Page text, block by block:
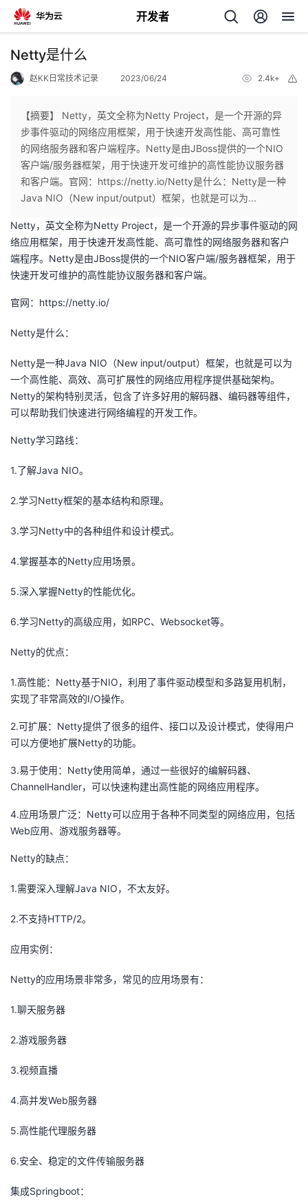
开发者
返
个
人
主
页
我
的
开
发
者
我
的
客
我
论
坛
的
圈
子
我
的
直
播
我
的
活
动
我
的
关
注
我
的
者
学
堂
的
课
我
的
我
我
我
支
持
我
技
术
支
的
云
声
Netty是什么
赵KK日常技术记录 2023/06/24 2.4k+
【摘要】 Netty，英文全称为Netty Project，是一个开源的异
步事件驱动的网络应用框架，用于快速开发高性能、高可靠性
的网络服务器和客户端程序。Netty是由JBoss提供的一个NIO
客户端/服务器框架，用于快速开发可维护的高性能协议服务器
和客户端。官网：https://netty.io/Netty是什么：Netty是一种
Java NIO（New input/output）框架，也就是可以为...
Netty，英文全称为Netty Project，是一个开源的异步事件驱动的网
络应用框架，用于快速开发高性能、高可靠性的网络服务器和客户
端程序。Netty是由JBoss提供的一个NIO客户端/服务器框架，用于
快速开发可维护的高性能协议服务器和客户端。
官网： https://netty.io/
Netty是什么：
Netty是一种Java NIO（New input/output）框架，也就是可以为
一个高性能、高效、高可扩展性的网络应用程序提供基础架构。
Netty的架构特别灵活，包含了许多好用的解码器、编码器等组件，
可以帮助我们快速进行网络编程的开发工作。
Netty学习路线：
1.了解Java NIO。
2.学习Netty框架的基本结构和原理。
3.学习Netty中的各种组件和设计模式。
4.掌握基本的Netty应用场景。
5.深入掌握Netty的性能优化。
6.学习Netty的高级应用，如RPC、Websocket等。
Netty的优点：
1.高性能：Netty基于NIO，利用了事件驱动模型和多路复用机制，
实现了非常高效的I/O操作。
2.可扩展：Netty提供了很多的组件、接口以及设计模式，使得用户
可以方便地扩展Netty的功能。
3.易于使用：Netty使用简单，通过一些很好的编解码器、
ChannelHandler，可以快速构建出高性能的网络应用程序。
4.应用场景广泛：Netty可以应用于各种不同类型的网络应用，包括
Web应用、游戏服务器等。
Netty的缺点：
1.需要深入理解Java NIO，不太友好。
2.不支持HTTP/2。
应用实例：
Netty的应用场景非常多，常见的应用场景有：
1.聊天服务器
2.游戏服务器
3.视频直播
4.高并发Web服务器
5.高性能代理服务器
6.安全、稳定的文件传输服务器
集成Springboot：